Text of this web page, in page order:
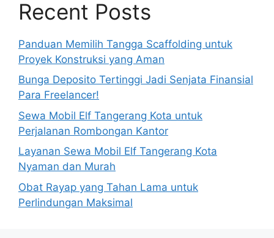
Recent Posts
Panduan Memilih Tangga Scaffolding untuk
Proyek Konstruksi yang Aman
Bunga Deposito Tertinggi Jadi Senjata Finansial
Para Freelancer!
Sewa Mobil Elf Tangerang Kota untuk
Perjalanan Rombongan Kantor
Layanan Sewa Mobil Elf Tangerang Kota
Nyaman dan Murah
Obat Rayap yang Tahan Lama untuk
Perlindungan Maksimal